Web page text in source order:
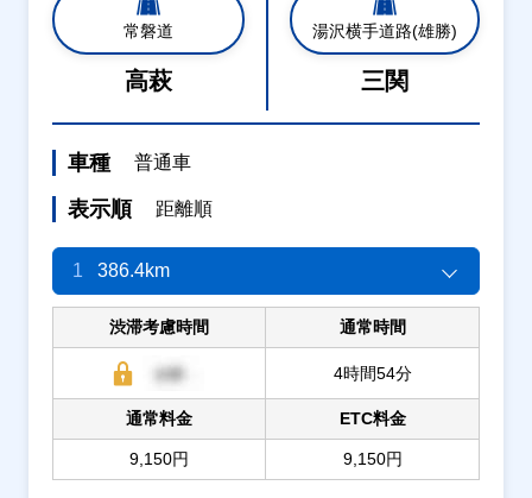
常磐道
高萩
湯沢横手道路(雄勝)
三関
車種 普通車
表示順 距離順
1 386.4km
渋滞考慮時間 通常時間
4時間54分
通常料金
9,150円
ETC料金
9,150円